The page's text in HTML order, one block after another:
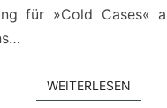
U
D
für »Cold Cases«
WEITERLESEN